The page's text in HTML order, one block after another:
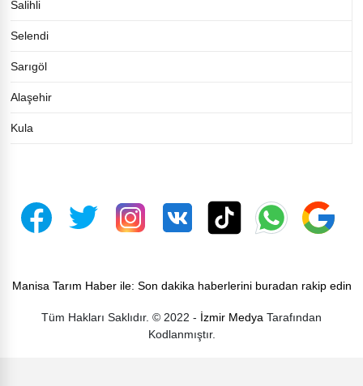
Salihli
Selendi
Sarıgöl
Alaşehir
Kula
Manisa Tarım Haber ile: Son dakika haberlerini buradan rakip edin
Tüm Hakları Saklıdır. © 2022 - İzmir Medya Tarafından
Kodlanmıştır.